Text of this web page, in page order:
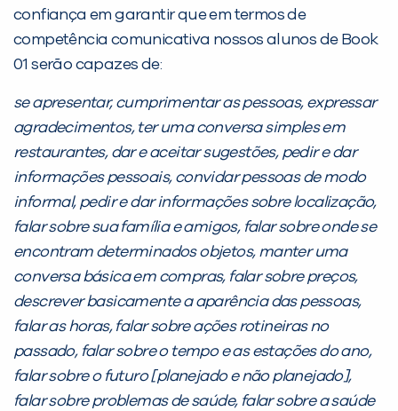
confiança em garantir que em termos de
competência comunicativa nossos alunos de Book
01 serão capazes de:
se apresentar, cumprimentar as pessoas, expressar
agradecimentos, ter uma conversa simples em
restaurantes, dar e aceitar sugestões, pedir e dar
informações pessoais, convidar pessoas de modo
informal, pedir e dar informações sobre localização,
falar sobre sua família e amigos, falar sobre onde se
encontram determinados objetos, manter uma
conversa básica em compras, falar sobre preços,
descrever basicamente a aparência das pessoas,
falar as horas, falar sobre ações rotineiras no
passado, falar sobre o tempo e as estações do ano,
falar sobre o futuro [planejado e não planejado],
falar sobre problemas de saúde, falar sobre a saúde